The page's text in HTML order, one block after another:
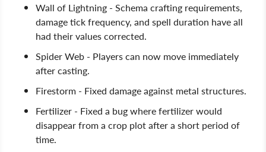
Wall of Lightning - Schema crafting requirements,
damage tick frequency, and spell duration have all
had their values corrected.
Spider Web - Players can now move immediately
after casting.
Firestorm - Fixed damage against metal structures.
Fertilizer - Fixed a bug where fertilizer would
disappear from a crop plot after a short period of
time.